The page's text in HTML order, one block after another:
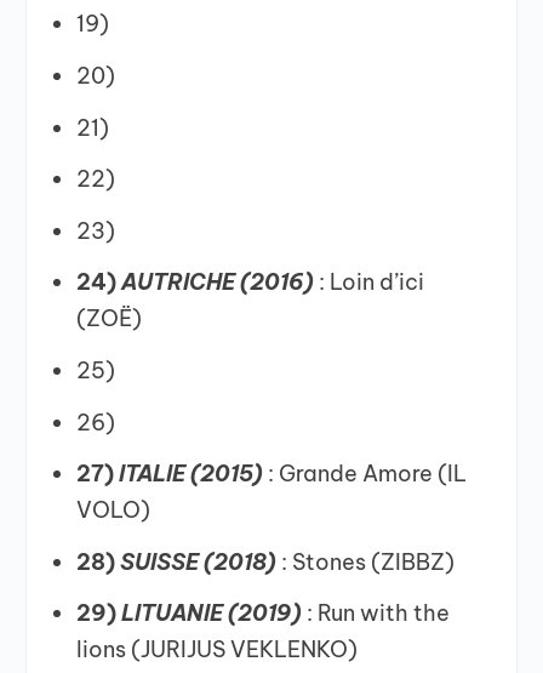
19)
20)
21)
22)
23)
24)AUTRICHE (2016): Loin d’ici
(ZOË)
25)
26)
27)ITALIE (2015): Grande Amore (IL
VOLO)
28)SUISSE (2018): Stones (ZIBBZ)
29)LITUANIE (2019): Run with the
lions (JURIJUS VEKLENKO)